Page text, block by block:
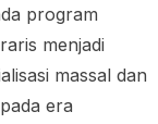
program
menjadi
massal dan
era